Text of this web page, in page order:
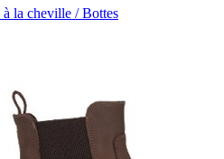
à la cheville / Bottes